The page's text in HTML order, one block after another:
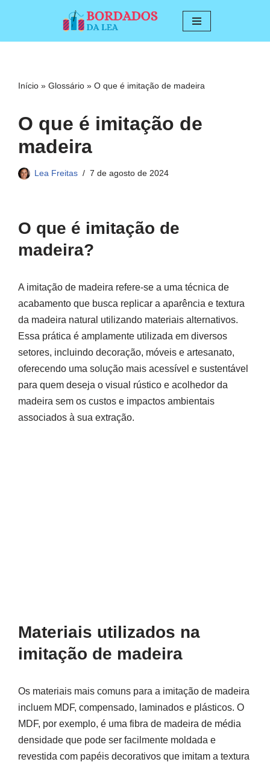
conteúdo
Início » Glossário » O que é imitação de madeira
O que é imitação de
madeira
Lea Freitas 7 de agosto de 2024
O que é imitação de
madeira?
A imitação de madeira refere-se a uma técnica de
acabamento que busca replicar a aparência e textura
da madeira natural utilizando materiais alternativos.
Essa prática é amplamente utilizada em diversos
setores, incluindo decoração, móveis e artesanato,
oferecendo uma solução mais acessível e sustentável
para quem deseja o visual rústico e acolhedor da
madeira sem os custos e impactos ambientais
associados à sua extração.
Materiais utilizados na
imitação de madeira
Os materiais mais comuns para a imitação de madeira
incluem MDF, compensado, laminados e plásticos. O
MDF, por exemplo, é uma fibra de madeira de média
densidade que pode ser facilmente moldada e
revestida com papéis decorativos que imitam a textura